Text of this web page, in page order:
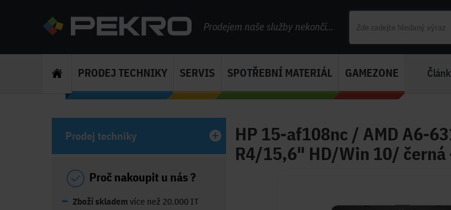
Prodejem naše služby nekončí...
PRODEJ TECHNIKY SERVIS SPOTŘEBNÍ MATERIÁL GAMEZONE
HP 15-af108nc / AMD A6-
R4/15,6" HD/Win 10/ černá
Prodej techniky
Proč nakoupit u nás ?
Zboží skladem více než 20.000 IT